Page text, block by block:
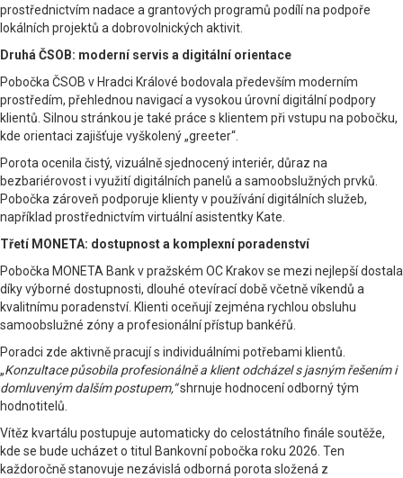
prostřednictvím nadace a grantových programů podílí na podpoře
lokálních projektů a dobrovolnických aktivit.
Druhá ČSOB: moderní servis a digitální orientace
Pobočka ČSOB v Hradci Králové bodovala především moderním
prostředím, přehlednou navigací a vysokou úrovní digitální podpory
klientů. Silnou stránkou je také práce s klientem při vstupu na pobočku,
kde orientaci zajišťuje vyškolený „greeter“.
Porota ocenila čistý, vizuálně sjednocený interiér, důraz na
bezbariérovost i využití digitálních panelů a samoobslužných prvků.
Pobočka zároveň podporuje klienty v používání digitálních služeb,
například prostřednictvím virtuální asistentky Kate.
Třetí MONETA: dostupnost a komplexní poradenství
Pobočka MONETA Bank v pražském OC Krakov se mezi nejlepší dostala
díky výborné dostupnosti, dlouhé otevírací době včetně víkendů a
kvalitnímu poradenství. Klienti oceňují zejména rychlou obsluhu
samoobslužné zóny a profesionální přístup bankéřů.
Poradci zde aktivně pracují s individuálními potřebami klientů.
„Konzultace působila profesionálně a klient odcházel s jasným řešením i
domluveným dalším postupem,“shrnuje hodnocení odborný tým
hodnotitelů.
Vítěz kvartálu postupuje automaticky do celostátního finále soutěže,
kde se bude ucházet o titul Bankovní pobočka roku 2026. Ten
každoročně stanovuje nezávislá odborná porota složená z